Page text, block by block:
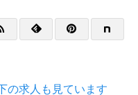
の求人も見ています